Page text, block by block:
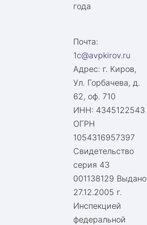
года
Почта:
1c@avpkirov.ru
Адрес: г. Киров,
Ул. Горбачева, д.
62, оф. 710
ИНН: 4345122543
ОГРН
1054316957397
Свидетельство
серия 43
001138129 Выдано
27.12.2005 г.
Инспекцией
федеральной